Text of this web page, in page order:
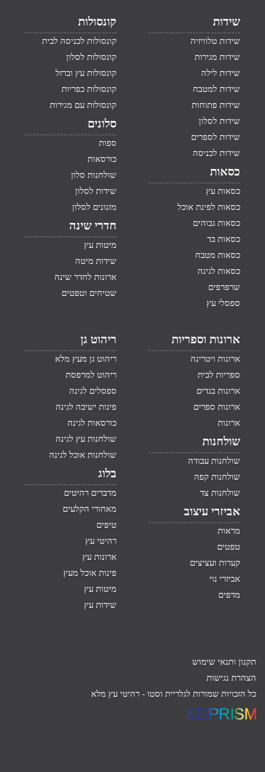
שידות
שידות טלוויזיה
שידות מגירות
שידות לילה
שידות למטבח
שידות פתוחות
שידות לסלון
שידות לספרים
שידות לכניסה
כסאות
כסאות עץ
כסאות לפינת אוכל
כסאות גבוהים
כסאות בד
כסאות מטבח
כסאות לגינה
שרפרפים
ספסלי עץ
קונסולות
קונסולות לכניסה לבית
קונסולות לסלון
קונסולות עץ וברזל
קונסולות כפריות
קונסולות עם מגירות
סלונים
ספות
כורסאות
שולחנות סלון
שידות לסלון
מזנונים לסלון
חדרי שינה
מיטות עץ
שידות מיטה
ארונות לחדר שינה
שטיחים וטפטים
ארונות וספריות
ארונות ויטרינה
ספריות לבית
ארונות בגדים
ארונות ספרים
ארונות
שולחנות
שולחנות עבודה
שולחנות קפה
שולחנות צד
אביזרי עיצוב
מראות
טפטים
קערות ועציצים
אביזרי נוי
מדפים
ריהוט גן
ריהוט גן מעץ מלא
ריהוט למרפסת
ספסלים לגינה
פינות ישיבה לגינה
כורסאות לגינה
שולחנות עץ לגינה
שולחנות אוכל לגינה
בלוג
מדברים רהיטים
מאחורי הקלעים
טיפים
רהיטי עץ
ארונות עץ
פינות אוכל מעץ
מיטות עץ
שידות עץ
תקנון ותנאי שימוש
הצהרת נגישות
כל הזכויות שמורות לגלריית וסטו - רהיטי עץ מלא